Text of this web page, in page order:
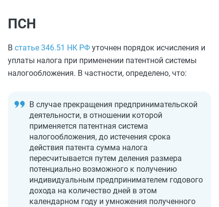
ПСН
В статье 346.51 НК РФ уточнен порядок исчисления и
уплаты налога при применении патентной системы
налогообложения. В частности, определено, что:
В случае прекращения предпринимательской
деятельности, в отношении которой
применяется патентная система
налогообложения, до истечения срока
действия патента сумма налога
пересчитывается путем деления размера
потенциально возможного к получению
индивидуальным предпринимателем годового
дохода на количество дней в этом
календарном году и умножения полученного